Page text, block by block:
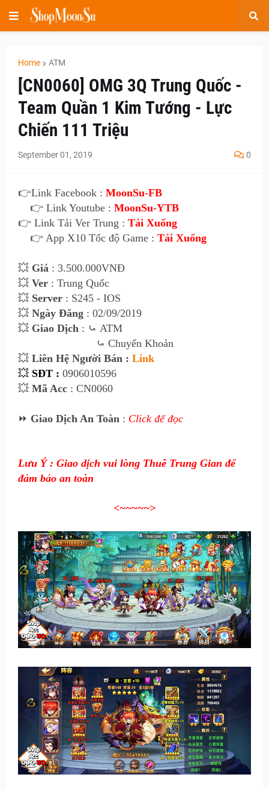
Home ATM
[CN0060] OMG 3Q Trung Quốc -
Team Quần 1 Kim Tướng - Lực
Chiến 111 Triệu
September 01, 2019 0
👉Link Facebook : MoonSu-FB
👉 Link Youtube : MoonSu-YTB
👉 Link Tải Ver Trung : Tải Xuống
👉 App X10 Tốc độ Game : Tải Xuống
💥 Giá : 3.500.000VNĐ
💥 Ver : Trung Quốc
💥 Server : S245 - IOS
💥 Ngày Đăng : 02/09/2019
💥 Giao Dịch : ⤿ ATM
⤿ Chuyển Khoản
💥 Liên Hệ Người Bán : Link
💥 SĐT : 0906010596
💥 Mã Acc : CN0060
⏩ Giao Dịch An Toàn : Click để đọc
Lưu Ý : Giao dịch vui lòng Thuê Trung Gian để
đảm bảo an toàn
<~~~~~>